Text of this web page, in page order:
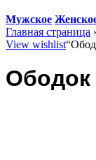
Мужское
Главная страница
View wishlist
Ободок